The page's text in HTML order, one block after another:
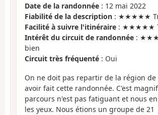
Date de la randonnée : 12 mai 2022
Fiabilité de la description : ★★★★★
Facilité à suivre l'itinéraire : ★★★★★
Intérêt du circuit de randonnée :
bien
Circuit très fréquenté : Oui
On ne doit pas repartir de la région de
avoir fait cette randonnée. C'est
parcours n'est pas fatiguant et nous
les yeux. Nous étions un groupe de 21